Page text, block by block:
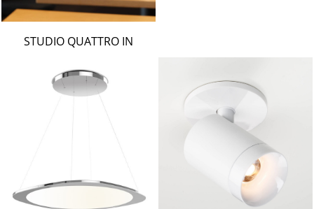
STUDIO QUATTRO IN